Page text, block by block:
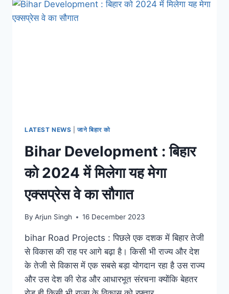
LATEST NEWS |जाने बिहार को
Bihar Development : बिहार
को 2024 में मिलेगा यह मेगा
एक्सप्रेस वे का सौगात
By Arjun Singh 16 December 2023
bihar Road Projects : पिछले एक दशक में बिहार तेजी
से विकास की राह पर आगे बढ़ा है। किसी भी राज्य और देश
के तेजी से विकास में एक सबसे बड़ा योगदान रहा है उस राज्य
और उस देश की रोड और आधारभूत संरचना क्योंकि बेहतर